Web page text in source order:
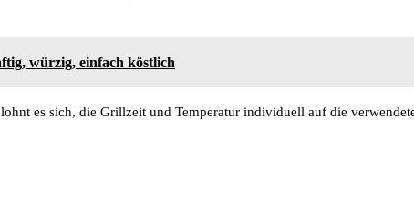
würzig, einfach köstlich
es sich, die Grillzeit und Temperatur individuell auf die